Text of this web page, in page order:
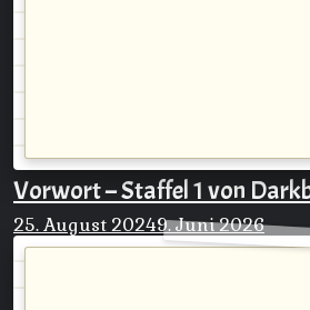
Vorwort – Staffel 1 von
25. August 20249. Juni 2026